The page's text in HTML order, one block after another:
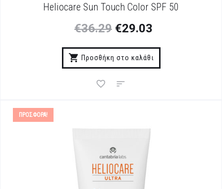
Heliocare Sun Touch Color SPF 50
€36.29 €29.03
Προσθήκη στο καλάθι
ΠΡΟΣΦΟΡΆ!